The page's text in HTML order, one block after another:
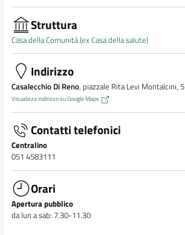
Struttura
Casa della Comunità (ex Casa della salute)
Indirizzo
Casalecchio Di Reno, piazzale Rita Levi Montalcini, 5
Visualizza indirizzo su Google Maps
Contatti telefonici
Centralino
051 4583111
Orari
Apertura pubblico
da lun a sab: 7.30-11.30